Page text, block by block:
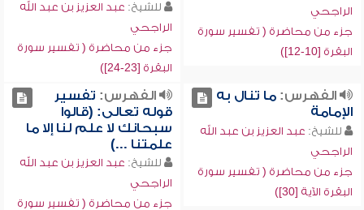
الراجحي
جزء من محاضرة ( تفسير سورة
البقرة [10-12])
للشيخ: عبد العزيز بن عبد الله
الراجحي
جزء من محاضرة ( تفسير سورة
البقرة [23-24])
الفهرس:ما تنال به
الإمامة
للشيخ: عبد العزيز بن عبد الله
الراجحي
جزء من محاضرة ( تفسير سورة
البقرة الآية [30])
الفهرس: تفسير
قوله تعالى: (قالوا
سبحانك لا علم لنا إلا ما
علمتنا ...)
للشيخ: عبد العزيز بن عبد الله
الراجحي
جزء من محاضرة ( تفسير سورة